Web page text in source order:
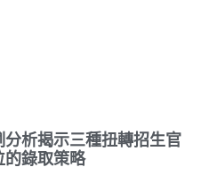
析揭示三種扭轉招生官
的錄取策略